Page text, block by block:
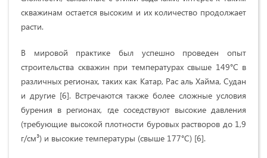
скважинам остается высоким и их количество продолжает
расти.
В мировой практике был успешно проведен опыт
строительства скважин при температурах свыше 149°C в
различных регионах, таких как Катар, Рас аль Хайма, Судан
и другие [6]. Встречаются также более сложные условия
бурения в регионах, где соседствуют высокие давления
(требующие высокой плотности буровых растворов до 1,9
г/см³) и высокие температуры (свыше 177°C) [6].